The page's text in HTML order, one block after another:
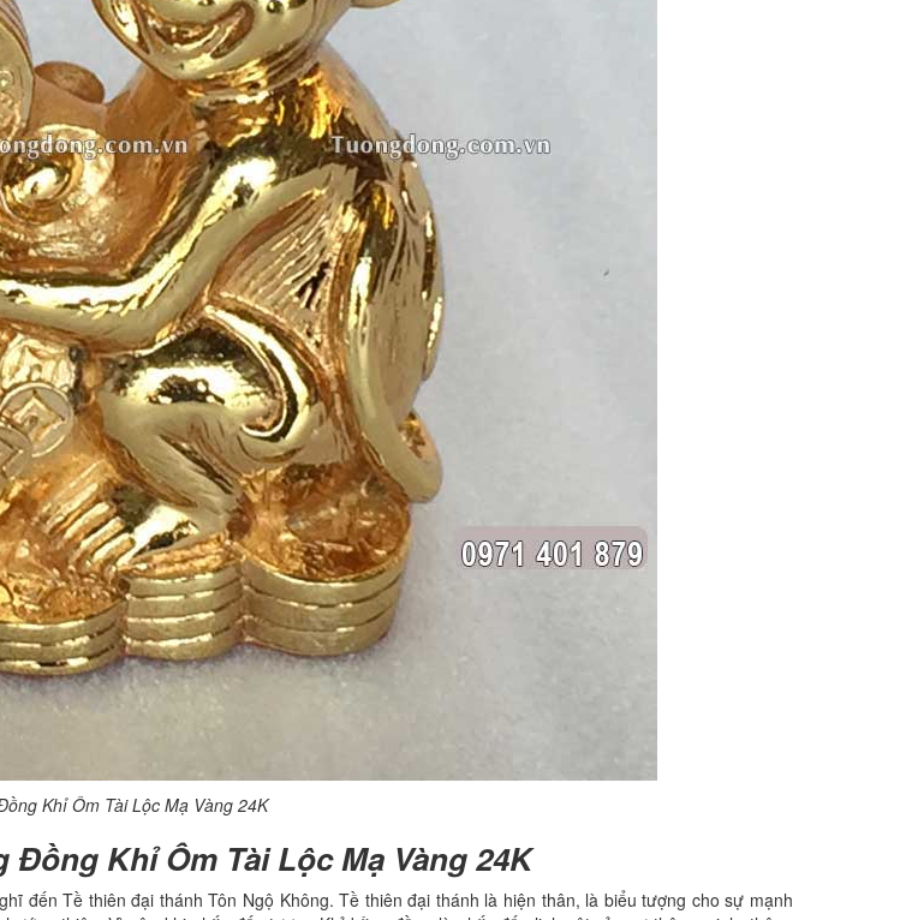
Khỉ Ôm Tài Lộc Mạ Vàng 24K
Khỉ Ôm Tài Lộc Mạ Vàng 24K
đến Tề thiên đại thánh Tôn Ngộ Không. Tề thiên đại thánh là hiện thân, là biểu tượng cho sự mạnh